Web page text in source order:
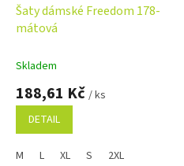
Šaty dámské Freedom 178-
mátová
Skladem
188,61 Kč / ks
DETAIL
M L XL S 2XL